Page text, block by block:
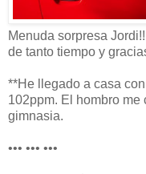
Menuda sorpresa
de tanto tiempo y
**He llegado a casa
102ppm. El hombro
gimnasia.
••• ••• •••